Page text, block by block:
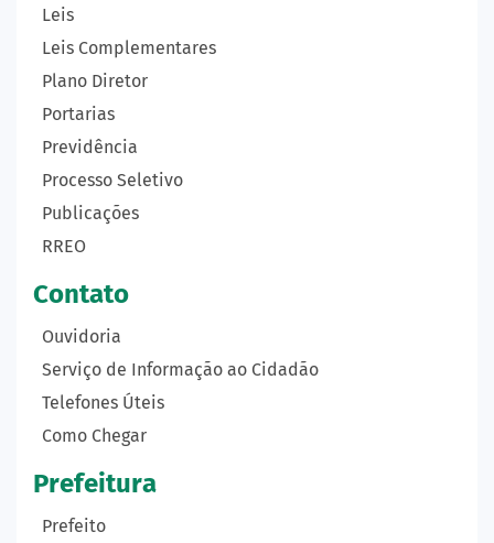
Leis
Leis Complementares
Plano Diretor
Portarias
Previdência
Processo Seletivo
Publicações
RREO
Contato
Ouvidoria
Serviço de Informação ao Cidadão
Telefones Úteis
Como Chegar
Prefeitura
Prefeito